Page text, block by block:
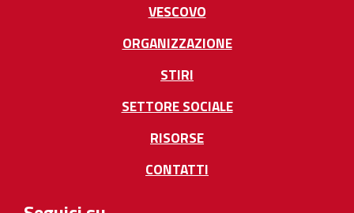
VESCOVO
ORGANIZZAZIONE
STIRI
SETTORE SOCIALE
RISORSE
CONTATTI